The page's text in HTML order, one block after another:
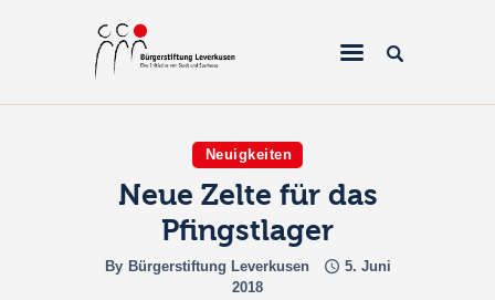
Home
Über uns
Neuigkeiten
Neue Zelte für das
Pfingstlager
By Bürgerstiftung Leverkusen
5. Juni
2018